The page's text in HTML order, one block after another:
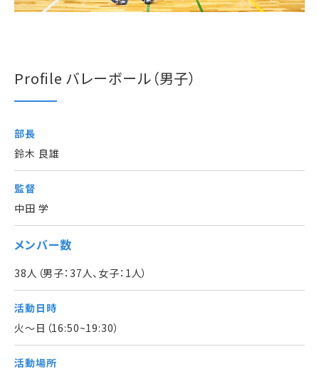
Profile バレーボール（男子）
部長
鈴木 良雄
監督
中田 学
メンバー数
38人（男子：37人、女子：1人）
活動日時
火～日（16:50~19:30）
活動場所